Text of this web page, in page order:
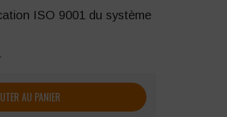
ISO 9001 du système
ouverture 50 mm
AU PANIER